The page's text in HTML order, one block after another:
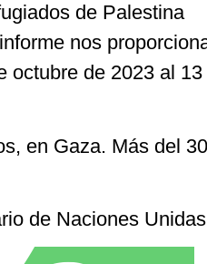
de Palestina
nos
octubre de 2023 al 13
en Gaza. Más del
de Naciones